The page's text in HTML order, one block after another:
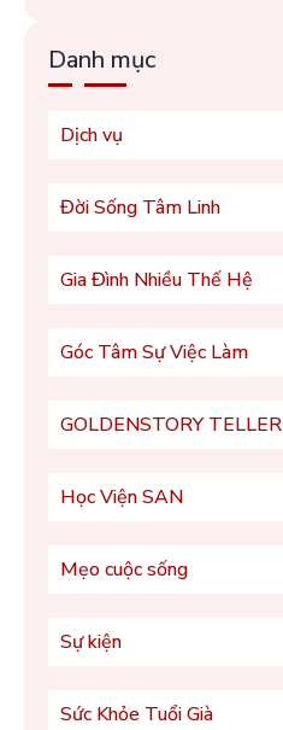
Danh mục
Dịch vụ
Đời Sống Tâm Linh
Gia Đình Nhiều Thế Hệ
Góc Tâm Sự Việc Làm
GOLDENSTORY TELLER
Học Viện SAN
Mẹo cuộc sống
Sự kiện
Sức Khỏe Tuổi Già